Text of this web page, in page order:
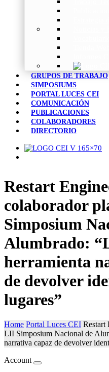
GRUPOS DE TRABAJO
SIMPOSIUMS
PORTAL LUCES CEI
COMUNICACIÓN
PUBLICACIONES
COLABORADORES
DIRECTORIO
Restart
colaborador
Simposium
Alumbrado:
herramienta
de devolver
lugares”
Home Portal Luces CEI Restart
LII Simposium Nacional de
narrativa capaz de devolver
Account